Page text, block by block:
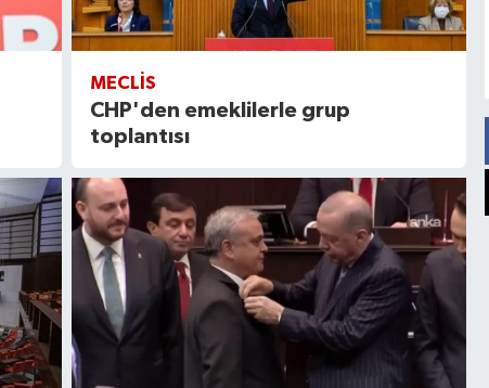
MECLIS
CHP'den emeklilerle grup
toplantısı